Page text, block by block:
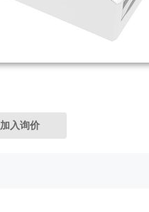
加入询价